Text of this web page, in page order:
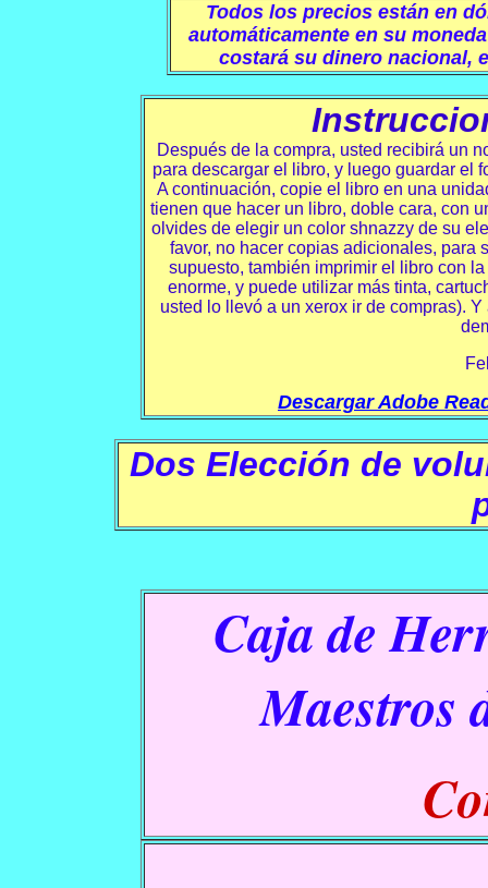
Todos los precios están en
automáticamente en su
costará su dinero nacional,
Después de la compra, usted recibirá un
para descargar el libro, y luego guardar el
A continuación, copie el libro en una
tienen que hacer un libro, doble cara, con
olvides de elegir un color shnazzy de su
favor, no hacer copias adicionales, para
supuesto, también imprimir el libro con
enorme, y puede utilizar más tinta,
usted lo llevó a un xerox ir de compras).
Descargar Adobe
Dos Elección de
Caja de
Maestros
C